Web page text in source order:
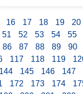
16 17 18 19 20
51 52 53 54 55
86 87 88 89 90
117 118 119
144 145 146 147
172 173 174